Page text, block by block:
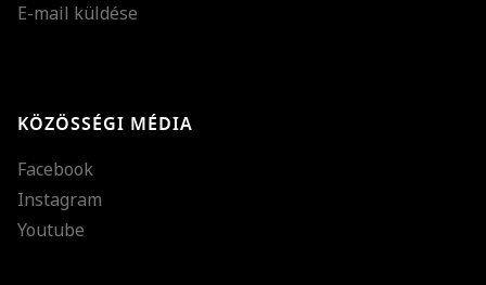
E-mail küldése
KÖZÖSSÉGI MÉDIA
Facebook
Instagram
Youtube